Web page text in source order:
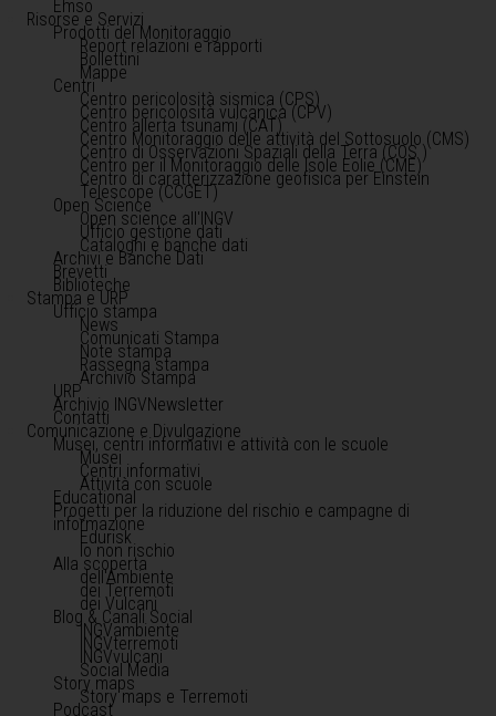
Emso
Risorse e Servizi
Prodotti del Monitoraggio
Report relazioni e rapporti
Bollettini
Mappe
Centri
Centro pericolosità sismica (CPS)
Centro pericolosità vulcanica (CPV)
Centro allerta tsunami (CAT)
Centro Monitoraggio delle attività del Sottosuolo (CMS)
Centro di Osservazioni Spaziali della Terra (COS )
Centro per il Monitoraggio delle Isole Eolie (CME)
Centro di caratterizzazione geofisica per Einstein
Telescope (CCGET)
Open Science
Open science all'INGV
Ufficio gestione dati
Cataloghi e banche dati
Archivi e Banche Dati
Brevetti
Biblioteche
Stampa e URP
Ufficio stampa
News
Comunicati Stampa
Note stampa
Rassegna stampa
Archivio Stampa
URP
Archivio INGVNewsletter
Contatti
Comunicazione e Divulgazione
Musei, centri informativi e attività con le scuole
Musei
Centri informativi
Attività con scuole
Educational
Progetti per la riduzione del rischio e campagne di
informazione
Edurisk
Io non rischio
Alla scoperta
dell'Ambiente
dei Terremoti
dei Vulcani
Blog & Canali Social
INGVambiente
INGVterremoti
INGVvulcani
Social Media
Story maps
Story maps e Terremoti
Podcast